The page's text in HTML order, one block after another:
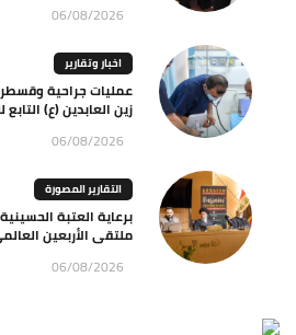
06/08/2026
اخبار وتقارير
عمليات جراحية
زين العابدين (ع)
06/08/2026
التقارير المصورة
برعاية العتبة
ملتقى الأربعين
06/08/2026